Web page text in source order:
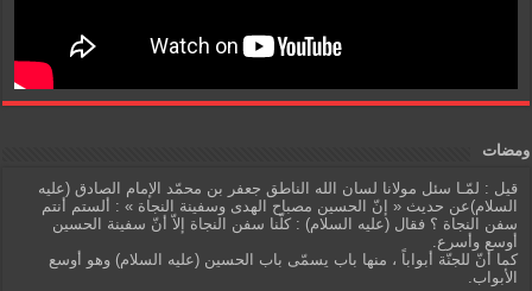
ومضات
قيل : لمّـا سئل مولانا لسان الله الناطق جعفر بن محمّد الإمام الصادق (عليه
السلام)عن حديث « إنّ الحسين مصباح الهدى وسفينة النجاة » : ألستم أنتم
سفن النجاة ؟ فقال (عليه السلام) : كلّنا سفن النجاة إلاّ أنّ سفينة الحسين
أوسع وأسرع.
كما أنّ للجنّة أبواباً ، منها باب يسمّى باب الحسين (عليه السلام) وهو أوسع
الأبواب.